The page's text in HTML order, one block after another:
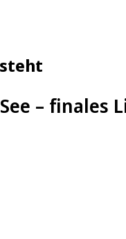
– finales